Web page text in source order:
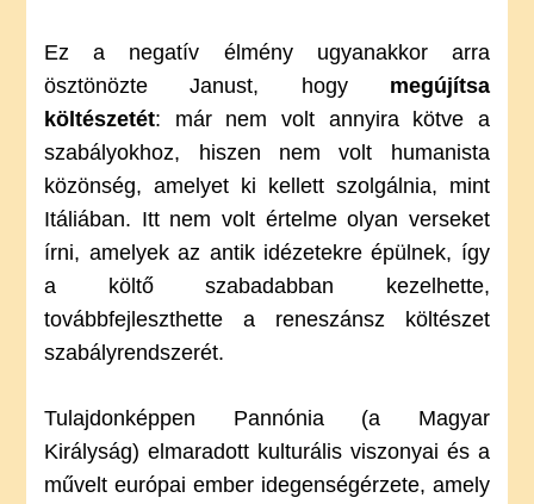
Ez a negatív élmény ugyanakkor arra
ösztönözte Janust, hogy megújítsa
költészetét: már nem volt annyira kötve a
szabályokhoz, hiszen nem volt humanista
közönség, amelyet ki kellett szolgálnia, mint
Itáliában. Itt nem volt értelme olyan verseket
írni, amelyek az antik idézetekre épülnek, így
a költő szabadabban kezelhette,
továbbfejleszthette a reneszánsz költészet
szabályrendszerét.
Tulajdonképpen Pannónia (a Magyar
Királyság) elmaradott kulturális viszonyai és a
művelt európai ember idegenségérzete, amely